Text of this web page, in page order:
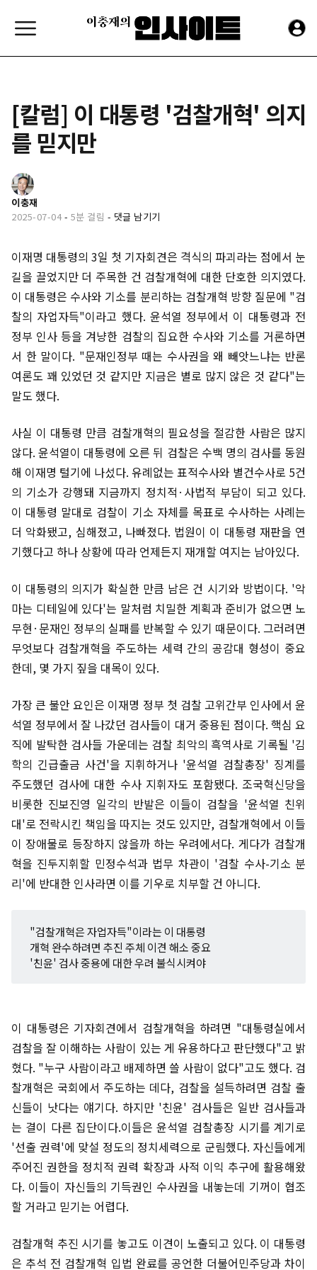
[칼럼] 이 대통령 '검찰개혁' 의지
를 믿지만
이충재
2025-07-04- 5분 걸림 - 댓글 남기기
이재명 대통령의 3일 첫 기자회견은 격식의 파괴라는 점에서 눈
길을 끌었지만 더 주목한 건 검찰개혁에 대한 단호한 의지였다.
이 대통령은 수사와 기소를 분리하는 검찰개혁 방향 질문에 "검
찰의 자업자득"이라고 했다. 윤석열 정부에서 이 대통령과 전
정부 인사 등을 겨냥한 검찰의 집요한 수사와 기소를 거론하면
서 한 말이다. "문재인정부 때는 수사권을 왜 빼앗느냐는 반론
여론도 꽤 있었던 것 같지만 지금은 별로 많지 않은 것 같다"는
말도 했다.
사실 이 대통령 만큼 검찰개혁의 필요성을 절감한 사람은 많지
않다. 윤석열이 대통령에 오른 뒤 검찰은 수백 명의 검사를 동원
해 이재명 털기에 나섰다. 유례없는 표적수사와 별건수사로 5건
의 기소가 강행돼 지금까지 정치적·사법적 부담이 되고 있다.
이 대통령 말대로 검찰이 기소 자체를 목표로 수사하는 사례는
더 악화됐고, 심해졌고, 나빠졌다. 법원이 이 대통령 재판을 연
기했다고 하나 상황에 따라 언제든지 재개할 여지는 남아있다.
이 대통령의 의지가 확실한 만큼 남은 건 시기와 방법이다. '악
마는 디테일에 있다'는 말처럼 치밀한 계획과 준비가 없으면 노
무현·문재인 정부의 실패를 반복할 수 있기 때문이다. 그러려면
무엇보다 검찰개혁을 주도하는 세력 간의 공감대 형성이 중요
한데, 몇 가지 짚을 대목이 있다.
가장 큰 불안 요인은 이재명 정부 첫 검찰 고위간부 인사에서 윤
석열 정부에서 잘 나갔던 검사들이 대거 중용된 점이다. 핵심 요
직에 발탁한 검사들 가운데는 검찰 최악의 흑역사로 기록될 '김
학의 긴급출금 사건'을 지휘하거나 '윤석열 검찰총장' 징계를
주도했던 검사에 대한 수사 지휘자도 포함됐다. 조국혁신당을
비롯한 진보진영 일각의 반발은 이들이 검찰을 '윤석열 친위
대'로 전락시킨 책임을 따지는 것도 있지만, 검찰개혁에서 이들
이 장애물로 등장하지 않을까 하는 우려에서다. 게다가 검찰개
혁을 진두지휘할 민정수석과 법무 차관이 '검찰 수사-기소 분
리'에 반대한 인사라면 이를 기우로 치부할 건 아니다.
"검찰개혁은 자업자득"이라는 이 대통령
개혁 완수하려면 추진 주체 이견 해소 중요
'친윤' 검사 중용에 대한 우려 불식시켜야
이 대통령은 기자회견에서 검찰개혁을 하려면 "대통령실에서
검찰을 잘 이해하는 사람이 있는 게 유용하다고 판단했다"고 밝
혔다. "누구 사람이라고 배제하면 쓸 사람이 없다"고도 했다. 검
찰개혁은 국회에서 주도하는 데다, 검찰을 설득하려면 검찰 출
신들이 낫다는 얘기다. 하지만 '친윤' 검사들은 일반 검사들과
는 결이 다른 집단이다.이들은 윤석열 검찰총장 시기를 계기로
'선출 권력'에 맞설 정도의 정치세력으로 군림했다. 자신들에게
주어진 권한을 정치적 권력 확장과 사적 이익 추구에 활용해왔
다. 이들이 자신들의 기득권인 수사권을 내놓는데 기꺼이 협조
할 거라고 믿기는 어렵다.
검찰개혁 추진 시기를 놓고도 이견이 노출되고 있다. 이 대통령
은 추석 전 검찰개혁 입법 완료를 공언한 더불어민주당과 차이